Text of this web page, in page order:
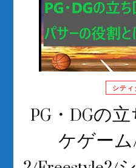
シテ
PG・DGの
ケゲー